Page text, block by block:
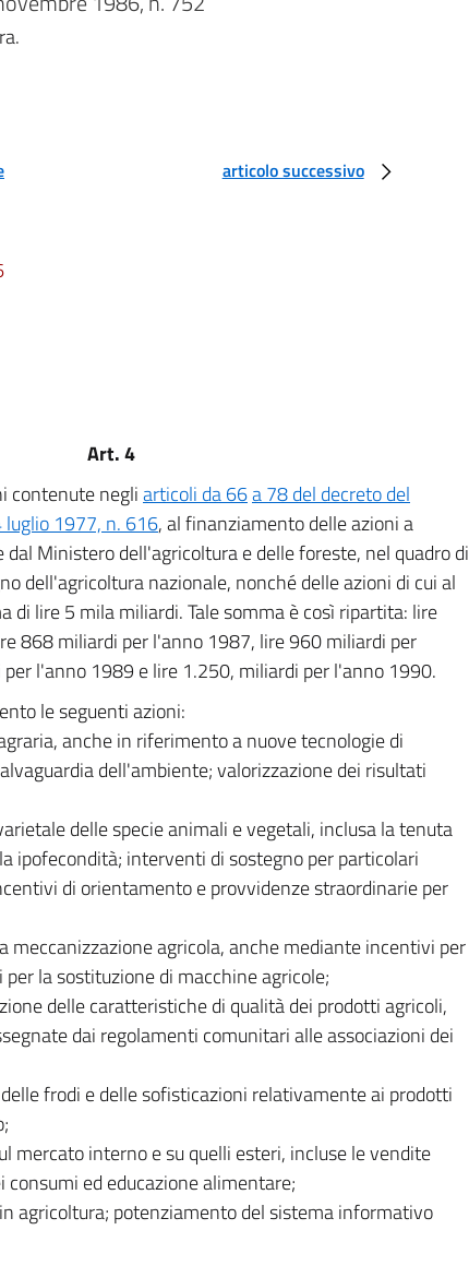
articolo successivo
Art. 4
contenute negliarticoli da 66a 78 del decreto del
luglio 1977, n. 616, al finanziamento delle azioni a
Ministero dell'agricoltura e delle foreste, nel quadro di
dell'agricoltura nazionale, nonché delle azioni di cui al
di lire 5 mila miliardi. Tale somma è così ripartita: lire
868 miliardi per l'anno 1987, lire 960 miliardi per
l'anno 1989 e lire 1.250, miliardi per l'anno 1990.
le seguenti azioni:
anche in riferimento a nuove tecnologie di
dell'ambiente; valorizzazione dei risultati
delle specie animali e vegetali, inclusa la tenuta
ipofecondità; interventi di sostegno per particolari
di orientamento e provvidenze straordinarie per
meccanizzazione agricola, anche mediante incentivi per
la sostituzione di macchine agricole;
delle caratteristiche di qualità dei prodotti agricoli,
dai regolamenti comunitari alle associazioni dei
frodi e delle sofisticazioni relativamente ai prodotti
mercato interno e su quelli esteri, incluse le vendite
ed educazione alimentare;
agricoltura; potenziamento del sistema informativo